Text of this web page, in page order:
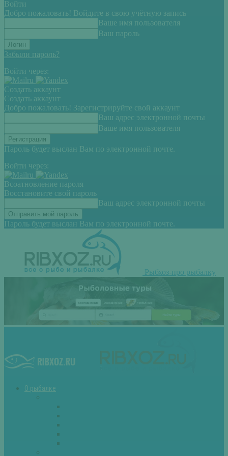
Войти
Добро пожаловать! Войдите в свою учётную запись
Ваше имя пользователя
Ваш пароль
Забыли пароль?
Войти через:
Создать аккаунт
Создать аккаунт
Добро пожаловать! Зарегистрируйте свой аккаунт
Ваш адрес электронной почты
Ваше имя пользователя
Пароль будет выслан Вам по электронной почте.
Войти через:
Всоатновление пароля
Восстановите свой пароль
Ваш адрес электронной почты
Пароль будет выслан Вам по электронной почте.
Рыбхоз-про рыбалку
О рыбалке